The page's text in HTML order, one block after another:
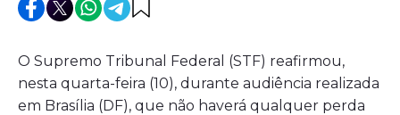
O Supremo Tribunal Federal (STF) reafirmou,
nesta quarta-feira (10), durante audiência realizada
em Brasília (DF), que não haverá qualquer perda